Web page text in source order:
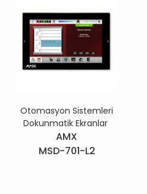
Otomasyon Sistemleri
Dokunmatik Ekranlar
AMX
MSD-701-L2